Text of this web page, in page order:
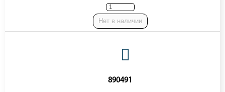
Нет в наличии
890491